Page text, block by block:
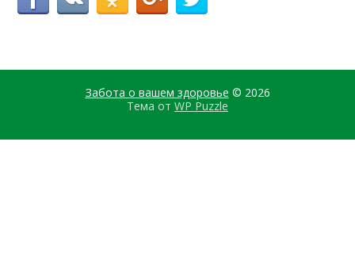
Забота о вашем здоровье © 2026
Тема от WP Puzzle